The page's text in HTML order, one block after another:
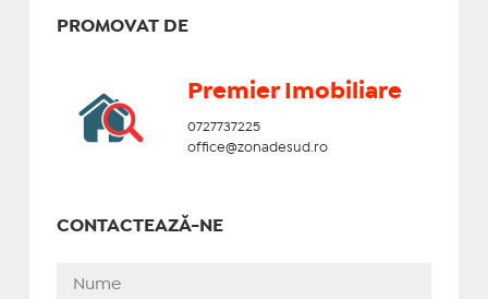
PROMOVAT DE
Premier Imobiliare
0727737225
office@zonadesud.ro
CONTACTEAZĂ-NE